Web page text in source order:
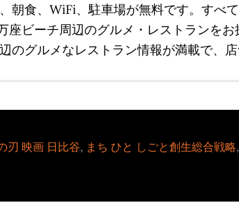
朝食、WiFi、駐車場が無料です。すべ
座ビーチ周辺のグルメ・レストランを
のグルメなレストラン情報が満載で、
刃 映画 日比谷, まち ひと しごと創生総合戦略,